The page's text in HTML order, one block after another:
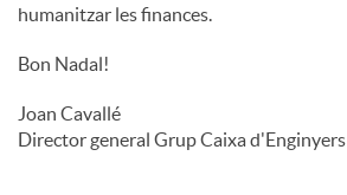
humanitzar les finances.
Bon Nadal!
Joan Cavallé
Director general Grup Caixa d'Enginyers